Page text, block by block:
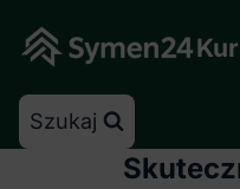
content
Szukaj